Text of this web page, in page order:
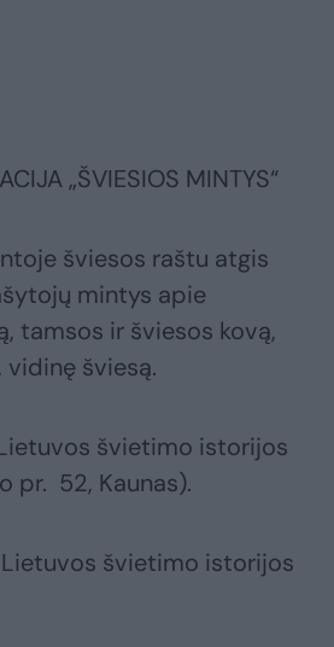
„ŠVIESIOS MINTYS“
šviesos raštu atgis
mintys apie
tamsos ir šviesos kovą,
vidinę šviesą.
švietimo istorijos
pr. 52, Kaunas).
švietimo istorijos